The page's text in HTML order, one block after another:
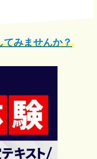
てみませんか？